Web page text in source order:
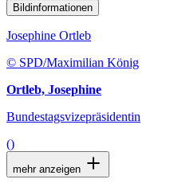
Bildinformationen
Josephine Ortleb
© SPD/Maximilian König
Ortleb, Josephine
Bundestagsvizepräsidentin
()
mehr anzeigen